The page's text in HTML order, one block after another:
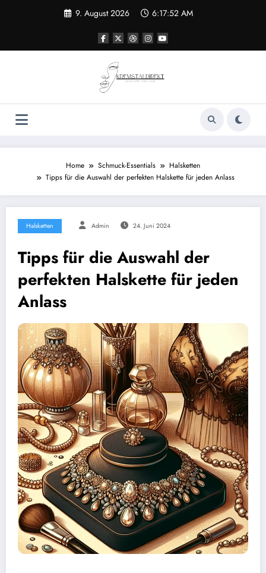
9. August 2026 6:17:53 AM
Home Schmuck-Essentials
Halsketten
Tipps für die Auswahl der perfekten Halskette für jeden Anlass
Halsketten Admin 24. Juni 2024
Tipps für die Auswahl der
perfekten Halskette für jeden
Anlass